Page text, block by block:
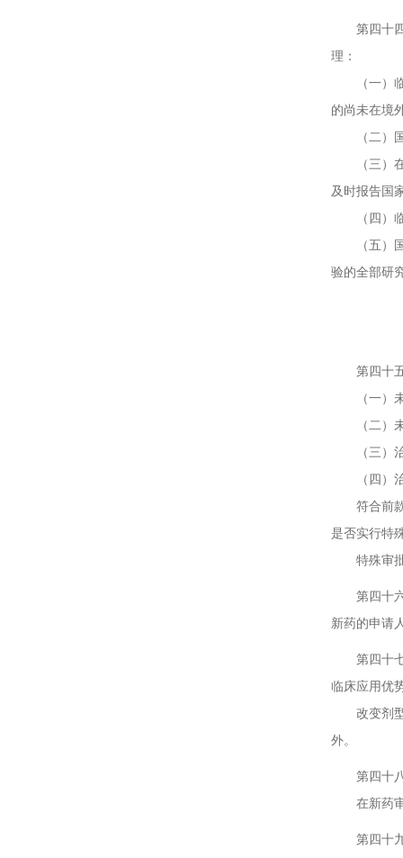
第四十四
理：
（一）临
的尚未在境
（二）国
（三）在
及时报告国
（四）临
（五）国
验的全部研
第四十五
（一）未
（二）未
（三）治
（四）治
符合前款
是否实行特
特殊审批
第四十六
新药的申请
第四十七
临床应用优
改变剂型
外。
第四十八
在新药审
第四十九